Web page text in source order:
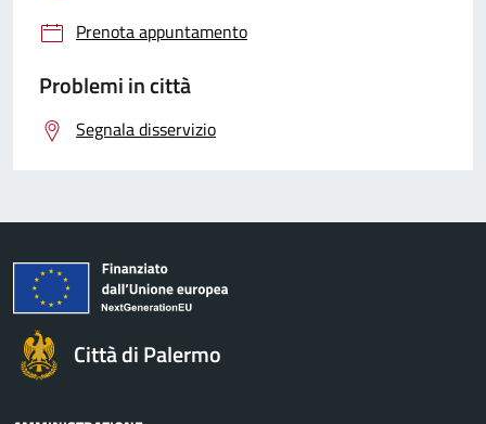
Prenota appuntamento
Problemi in città
Segnala disservizio
Città di Palermo